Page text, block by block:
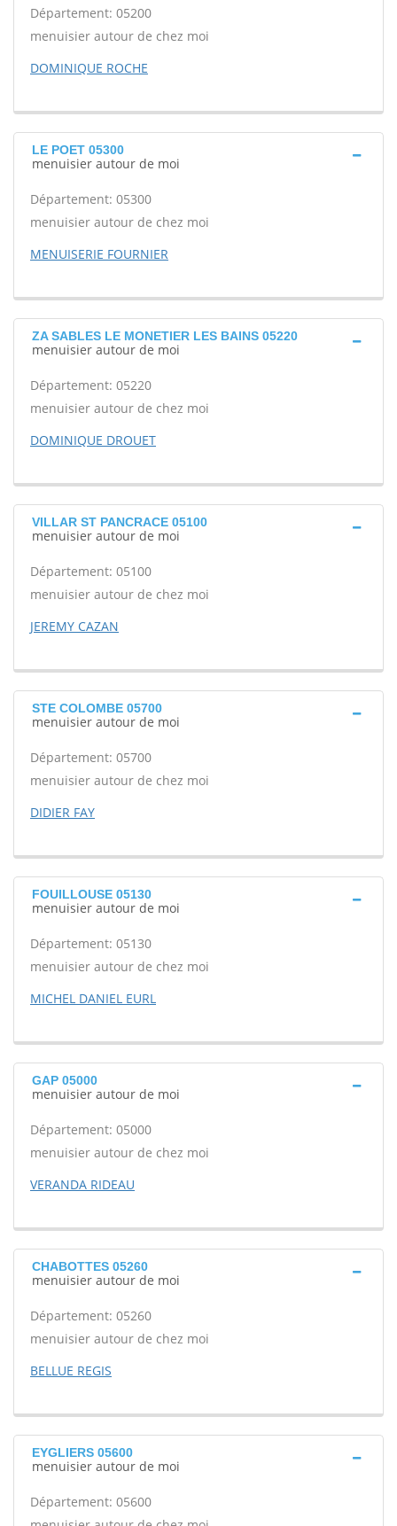
Département: 05200
menuisier autour de chez moi
DOMINIQUE ROCHE
LE POET 05300
menuisier autour de moi
Département: 05300
menuisier autour de chez moi
MENUISERIE FOURNIER
ZA SABLES LE MONETIER LES BAINS 05220
menuisier autour de moi
Département: 05220
menuisier autour de chez moi
DOMINIQUE DROUET
VILLAR ST PANCRACE 05100
menuisier autour de moi
Département: 05100
menuisier autour de chez moi
JEREMY CAZAN
STE COLOMBE 05700
menuisier autour de moi
Département: 05700
menuisier autour de chez moi
DIDIER FAY
FOUILLOUSE 05130
menuisier autour de moi
Département: 05130
menuisier autour de chez moi
MICHEL DANIEL EURL
GAP 05000
menuisier autour de moi
Département: 05000
menuisier autour de chez moi
VERANDA RIDEAU
CHABOTTES 05260
menuisier autour de moi
Département: 05260
menuisier autour de chez moi
BELLUE REGIS
EYGLIERS 05600
menuisier autour de moi
Département: 05600